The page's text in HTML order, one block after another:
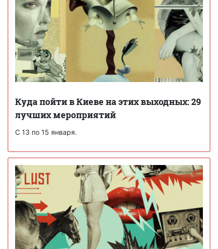
Куда пойти в Киеве на этих выходных: 29
лучших мероприятий
С 13 по 15 января.